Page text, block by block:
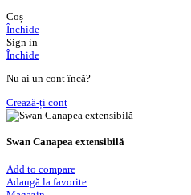
Coș
Închide
Sign in
Închide
Nu ai un cont încă?
Crează-ți cont
Swan Canapea extensibilă
Add to compare
Adaugă la favorite